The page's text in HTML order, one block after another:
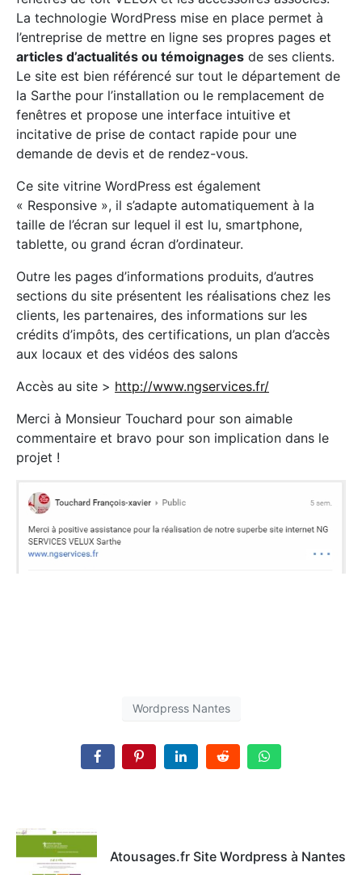
La technologie WordPress mise en place permet à
l’entreprise de mettre en ligne ses propres pages et
articles d’actualités ou témoignages de ses clients.
Le site est bien référencé sur tout le département de
la Sarthe pour l’installation ou le remplacement de
fenêtres et propose une interface intuitive et
incitative de prise de contact rapide pour une
demande de devis et de rendez-vous.
Ce site vitrine WordPress est également
« Responsive », il s’adapte automatiquement à la
taille de l’écran sur lequel il est lu, smartphone,
tablette, ou grand écran d’ordinateur.
Outre les pages d’informations produits, d’autres
sections du site présentent les réalisations chez les
clients, les partenaires, des informations sur les
crédits d’impôts, des certifications, un plan d’accès
aux locaux et des vidéos des salons
Accès au site > http://www.ngservices.fr/
Merci à Monsieur Touchard pour son aimable
commentaire et bravo pour son implication dans le
projet !
Wordpress Nantes
Atousages.fr Site Wordpress à Nantes